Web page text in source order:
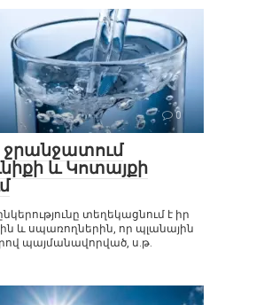
0
ջրանջատում
և Կոտայքի
տեղեկացնում է իր
և սպառողներին, որ պլանային
պայմանավորված, ս.թ.